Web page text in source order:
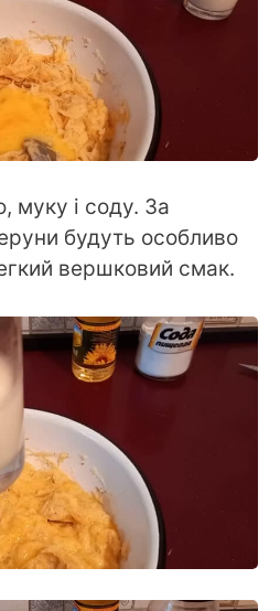
муку і соду. За
будуть особливо
вершковий смак.